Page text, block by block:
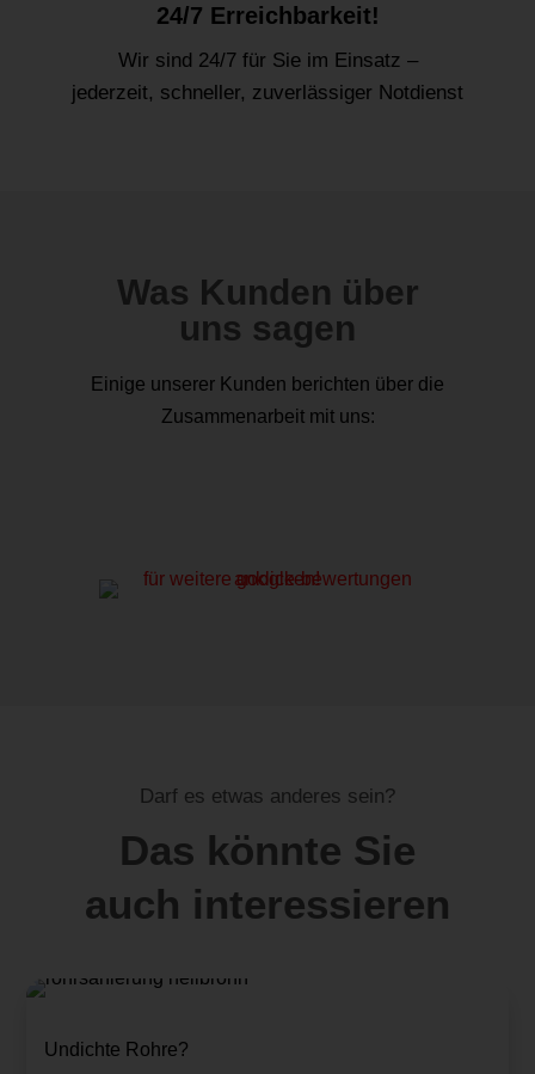
24/7 Erreichbarkeit!
Wir sind 24/7 für Sie im Einsatz –
jederzeit, schneller, zuverlässiger Notdienst
Was Kunden über
uns sagen
Einige unserer Kunden berichten über die
Zusammenarbeit mit uns:
Darf es etwas anderes sein?
Das könnte Sie
auch interessieren
Undichte Rohre?